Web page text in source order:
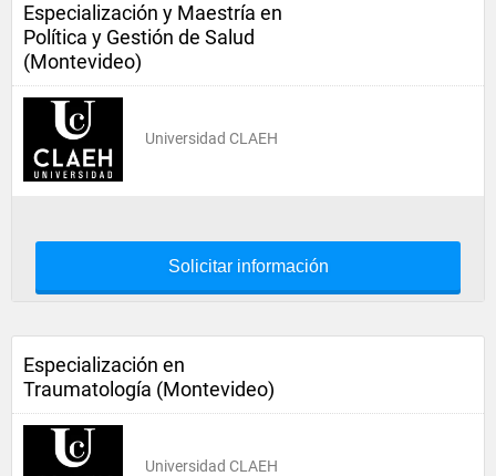
Especialización y Maestría en
Política y Gestión de Salud
(Montevideo)
Universidad CLAEH
Solicitar información
Especialización en
Traumatología (Montevideo)
Universidad CLAEH